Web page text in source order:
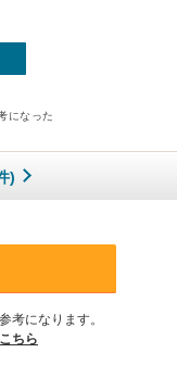
になった
)
考になります。
ちら